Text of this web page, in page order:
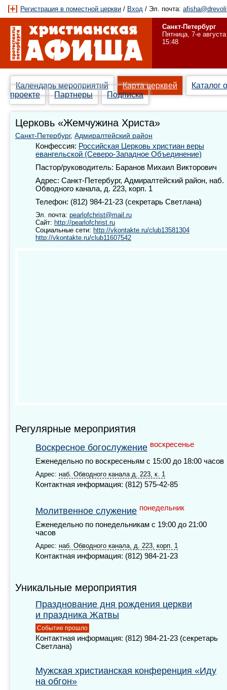
Регистрация в поместной церкви / Вход / Эл. почта:
Санкт-Петербург
Пятница, 7-е августа
15:48
Календарь мероприятий Карта церквей
Каталог
проекте
Партнеры Подписка
Церковь «Жемчужина Христа»
Санкт-Петербург, Адмиралтейский район
Конфессия: Российская Церковь христиан веры
евангельской (Северо-Западное Объединение)
Пастор/руководитель: Баранов Михаил Викторович
Адрес: Санкт-Петербург, Адмиралтейский район, наб.
Обводного канала, д. 223, корп. 1
Телефон: (812) 984-21-23 (секретарь Светлана)
Эл. почта: pearlofchrist@mail.ru
Сайт: http://pearlofchrist.ru
Социальные сети: http://vkontakte.ru/club13581304
http://vkontakte.ru/club11607542
Регулярные мероприятия
Воскресное богослужение воскресенье
Еженедельно по воскресеньям с 15:00 до 18:00 часов
Адрес: наб. Обводного канала д. 223, к. 1
Контактная информация: (812) 575-42-85
Молитвенное служение понедельник
Еженедельно по понедельникам с 19:00 до 21:00
часов
Адрес: наб. Обводного канала, д. 223, корп. 1
Контактная информация: (812) 984-21-23
Уникальные мероприятия
Празднование дня рождения церкви
и праздника Жатвы
Событие прошло
Контактная информация: (812) 984-21-23 (секретарь
Светлана)
Мужская христианская конференция «Иду
на обгон»